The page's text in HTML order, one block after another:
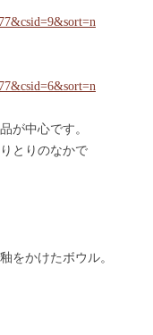
が中心です。
とりのなかで
をかけたボウル。